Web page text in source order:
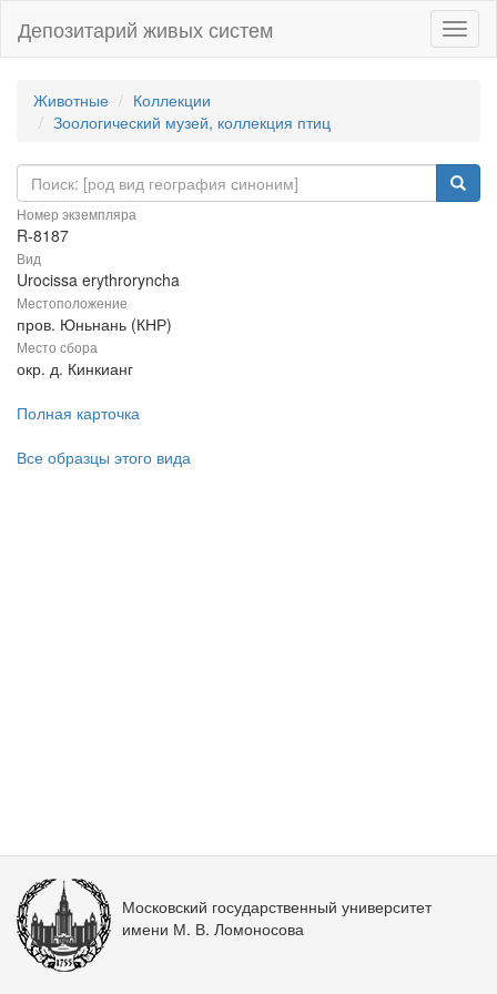
Депозитарий живых систем
Животные
Коллекции
Зоологический музей, коллекция птиц
Номер экземпляра
R-8187
Вид
Urocissa erythroryncha
Местоположение
пров. Юньнань (КНР)
Место сбора
окр. д. Кинкианг
Полная карточка
Все образцы этого вида
Московский государственный университет
имени М. В. Ломоносова